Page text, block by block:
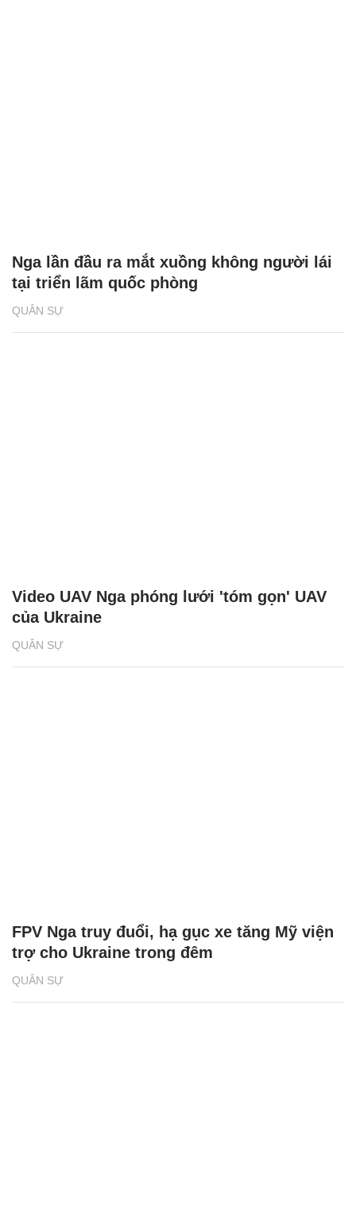
QUÂN SỰ
Nga lần đầu ra mắt xuồng không người lái
tại triển lãm quốc phòng
QUÂN SỰ
Video UAV Nga phóng lưới 'tóm gọn' UAV
của Ukraine
QUÂN SỰ
FPV Nga truy đuổi, hạ gục xe tăng Mỹ viện
trợ cho Ukraine trong đêm